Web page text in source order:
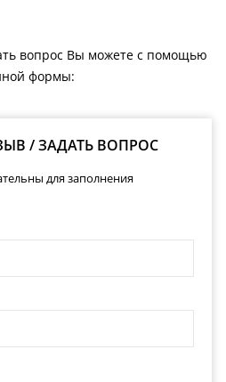
вопрос Вы можете с помощью
формы:
/ ЗАДАТЬ ВОПРОС
для заполнения